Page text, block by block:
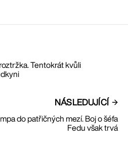
Tentokrát kvůli
NÁSLEDUJÍCÍ
do patřičných mezí. Boj o šéfa
Fedu však trvá